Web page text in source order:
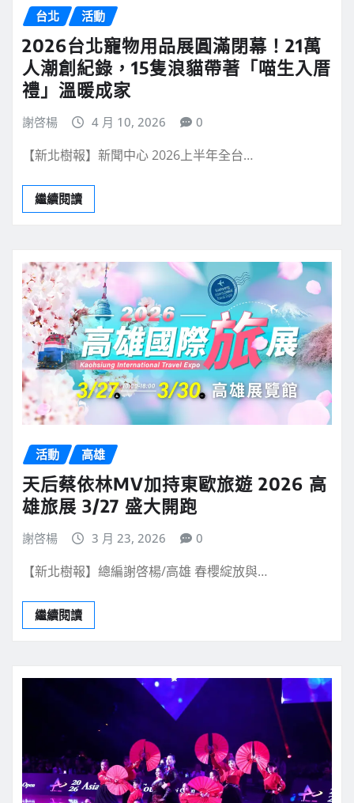
台北 活動
2026台北寵物用品展圓滿閉幕！21萬
人潮創紀錄，15隻浪貓帶著「喵生入厝
禮」溫暖成家
謝啓楊 4 月 10, 2026 0
【新北樹報】新聞中心 2026上半年全台…
繼續閱讀
活動 高雄
天后蔡依林MV加持東歐旅遊 2026 高
雄旅展 3/27 盛大開跑
謝啓楊 3 月 23, 2026 0
【新北樹報】總編謝啓楊/高雄 春櫻綻放與…
繼續閱讀